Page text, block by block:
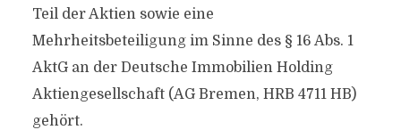
Teil der Aktien sowie eine
Mehrheitsbeteiligung im Sinne des § 16 Abs. 1
AktG an der Deutsche Immobilien Holding
Aktiengesellschaft (AG Bremen, HRB 4711 HB)
gehört.